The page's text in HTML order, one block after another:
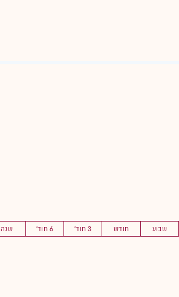
שבוע חודש 3 חוד' 6 חוד' שנה